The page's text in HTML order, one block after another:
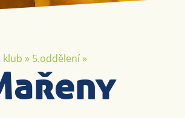
klub » 5.oddělení»